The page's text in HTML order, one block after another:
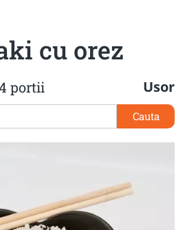
cu orez
portii Usor
Cauta